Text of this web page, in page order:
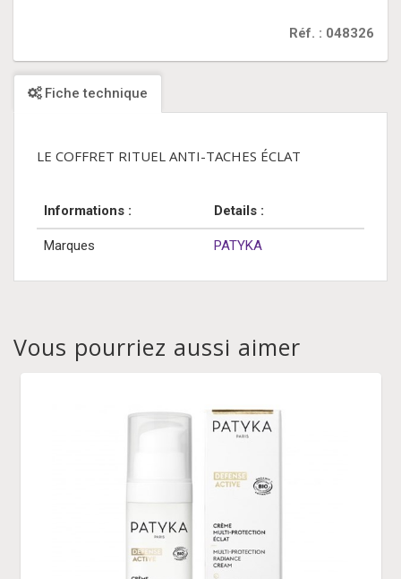
Réf. : 048326
Fiche technique
LE COFFRET RITUEL ANTI-TACHES ÉCLAT
Informations : Details :
Marques PATYKA
Vous pourriez aussi aimer